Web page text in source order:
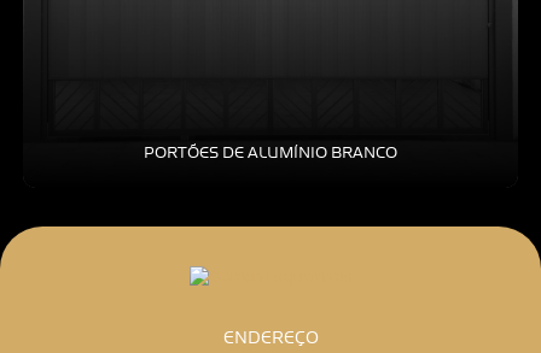
PORTÕES DE ALUMÍNIO BRANCO
ENDEREÇO